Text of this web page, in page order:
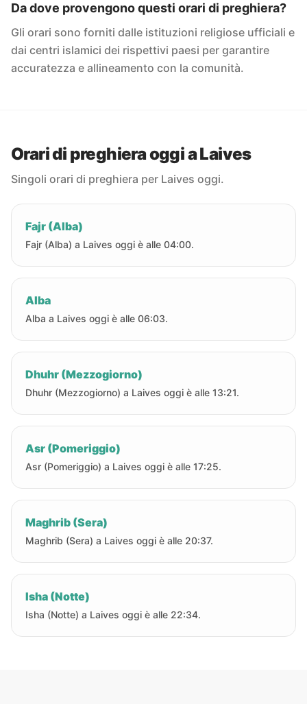
Da dove provengono questi orari di preghiera?
Gli orari sono forniti dalle istituzioni religiose ufficiali e
dai centri islamici dei rispettivi paesi per garantire
accuratezza e allineamento con la comunità.
Orari di preghiera oggi a Laives
Singoli orari di preghiera per Laives oggi.
Fajr (Alba)
Fajr (Alba) a Laives oggi è alle 04:00.
Alba
Alba a Laives oggi è alle 06:03.
Dhuhr (Mezzogiorno)
Dhuhr (Mezzogiorno) a Laives oggi è alle 13:21.
Asr (Pomeriggio)
Asr (Pomeriggio) a Laives oggi è alle 17:25.
Maghrib (Sera)
Maghrib (Sera) a Laives oggi è alle 20:37.
Isha (Notte)
Isha (Notte) a Laives oggi è alle 22:34.